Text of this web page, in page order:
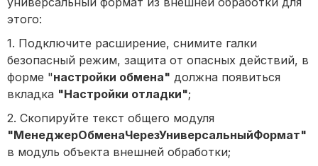
этого:
1. Подключите расширение, снимите галки
безопасный режим, защита от опасных действий, в
форме "настройки обмена" должна появиться
вкладка "Настройки отладки";
2. Скопируйте текст общего модуля
"МенеджерОбменаЧерезУниверсальныйФормат"
в модуль объекта внешней обработки;